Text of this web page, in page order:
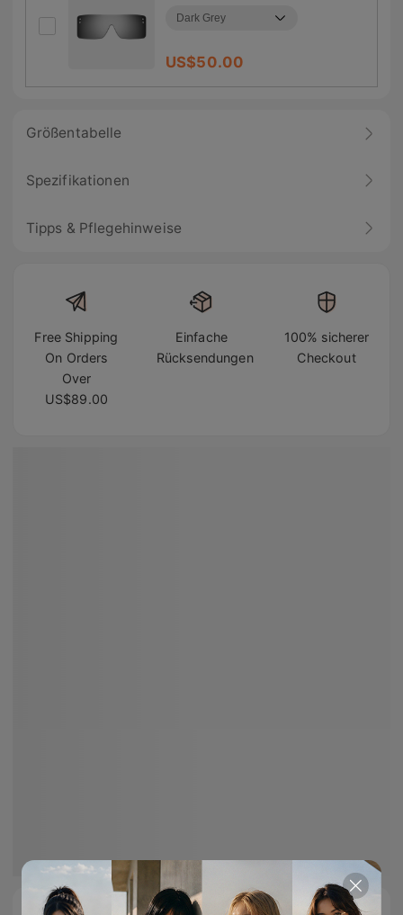
US$50.00
Größentabelle
Spezifikationen
Tipps & Pflegehinweise
Free Shipping
On Orders
Over
US$89.00
Einfache
Rücksendungen
100% sicherer
Checkout